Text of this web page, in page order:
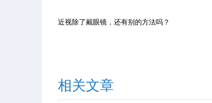
近视除了戴眼镜，还有别的方法吗？
相关文章